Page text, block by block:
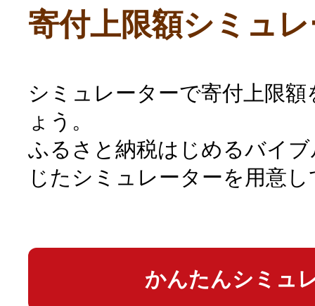
寄付上限額シミュ
シミュレーターで寄付上限
ょう。
ふるさと納税はじめるバイ
じたシミュレーターを用意
かんたんシミュ